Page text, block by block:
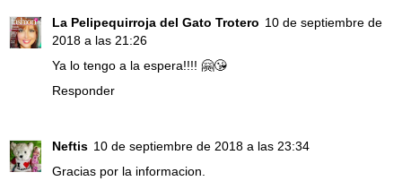
La Pelipequirroja del Gato Trotero 10 de septiembre de
2018 a las 21:26
Ya lo tengo a la espera!!!! 🤗😘
Responder
Neftis 10 de septiembre de 2018 a las 23:34
Gracias por la informacion.